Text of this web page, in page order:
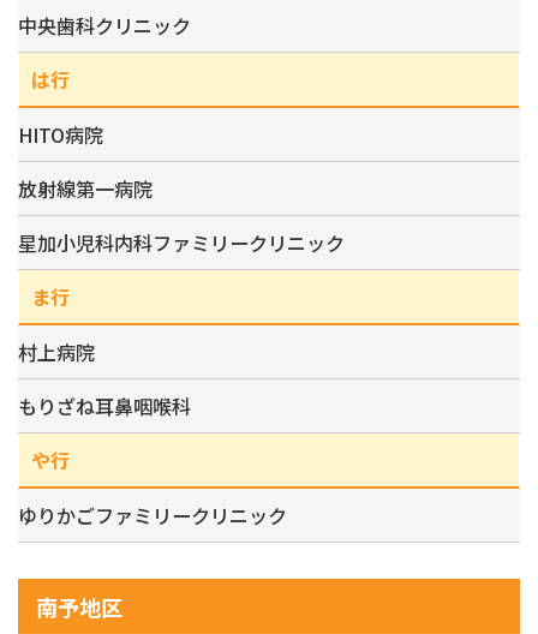
中央歯科クリニック
は行
HITO病院
放射線第一病院
星加小児科内科ファミリークリニック
ま行
村上病院
もりざね耳鼻咽喉科
や行
ゆりかごファミリークリニック
南予地区